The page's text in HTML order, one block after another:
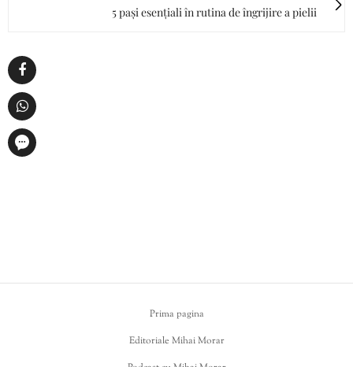
5 pași esențiali în rutina de îngrijire a pielii
Prima pagina
Editoriale Mihai Morar